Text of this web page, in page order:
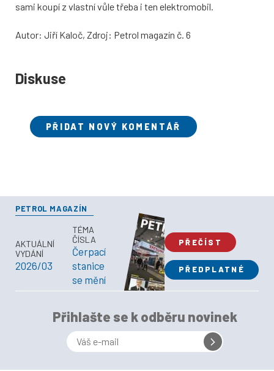
sami koupí z vlastní vůle třeba i ten elektromobil.
Autor: Jiří Kaloč, Zdroj: Petrol magazín č. 6
Diskuse
PŘIDAT NOVÝ KOMENTÁŘ
PETROL MAGAZÍN
AKTUÁLNÍ
VYDÁNÍ
2026/03
TÉMA
ČÍSLA
Čerpací
stanice
se mění
PŘEČÍST
PŘEDPLATNÉ
Přihlašte se k odběru novinek